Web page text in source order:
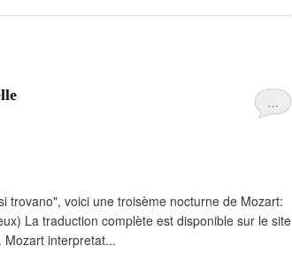
…
trovano", voici une troisème nocturne de Mozart:
La traduction complète est disponible sur le site
Mozart interpretat...